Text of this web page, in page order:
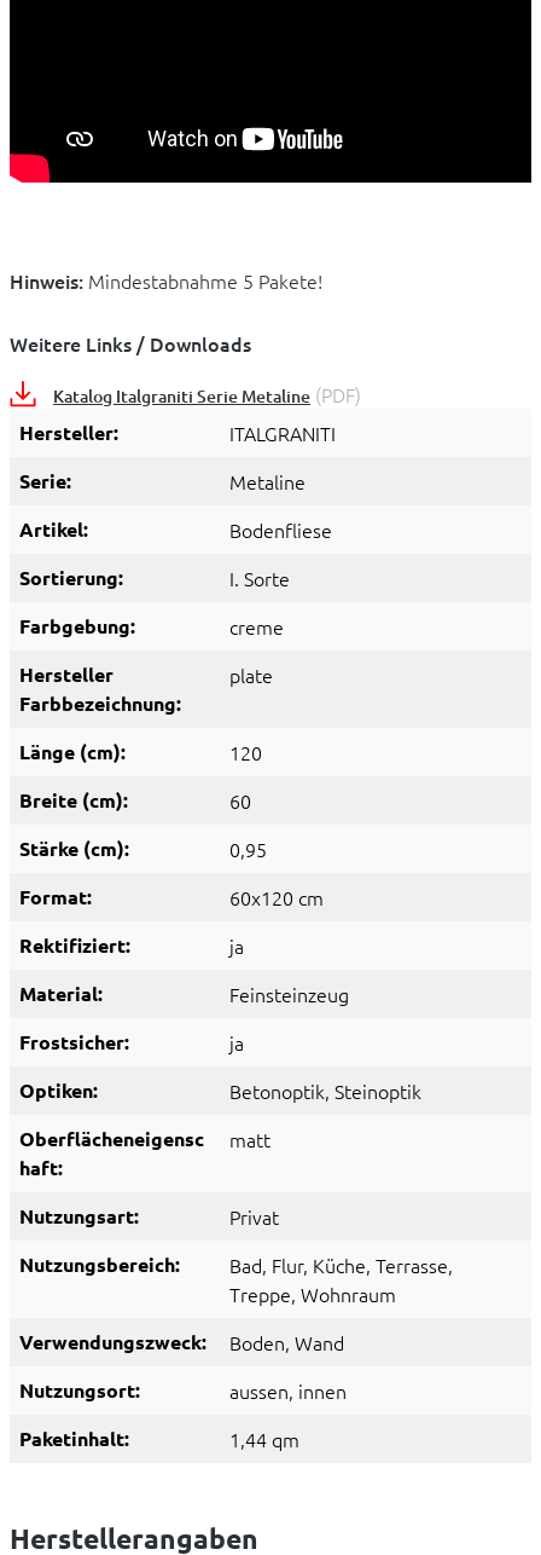
Hinweis: Mindestabnahme 5 Pakete!
Weitere Links / Downloads
Katalog Italgraniti Serie Metaline (PDF)
Hersteller: ITALGRANITI
Serie: Metaline
Artikel: Bodenfliese
Sortierung: I. Sorte
Farbgebung: creme
Hersteller
Farbbezeichnung:
plate
Länge (cm): 120
Breite (cm): 60
Stärke (cm): 0,95
Format: 60x120 cm
Rektifiziert: ja
Material: Feinsteinzeug
Frostsicher: ja
Optiken: Betonoptik, Steinoptik
Oberflächeneigensc
haft:
matt
Nutzungsart: Privat
Nutzungsbereich: Bad, Flur, Küche, Terrasse,
Treppe, Wohnraum
Verwendungszweck: Boden, Wand
Nutzungsort: aussen, innen
Paketinhalt: 1,44 qm
Herstellerangaben